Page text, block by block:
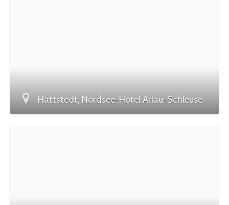
Hattstedt, Nordsee-Hotel Arlau-Schleuse